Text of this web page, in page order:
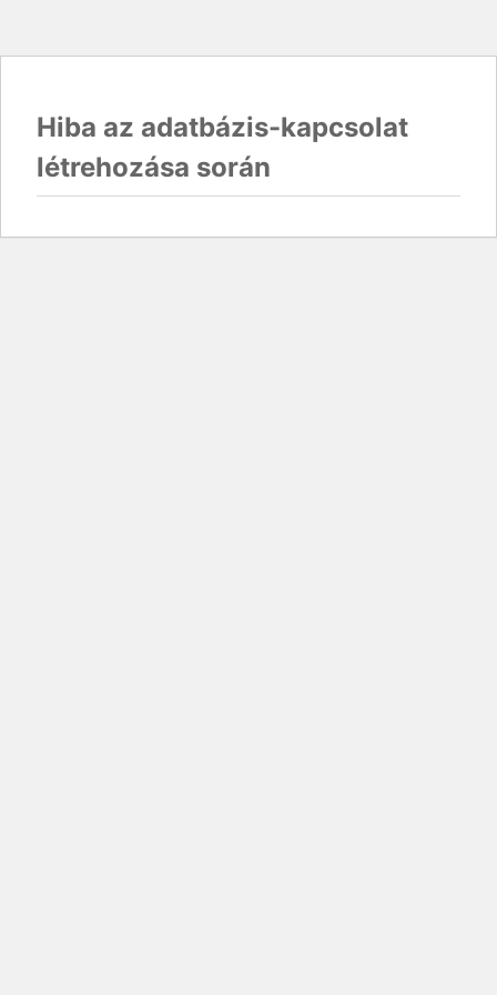
Hiba az adatbázis-kapcsolat
létrehozása során